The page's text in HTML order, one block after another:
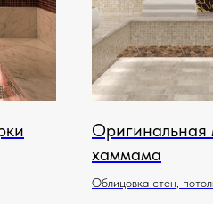
Оригинальная
хаммама
Облицовка стен,